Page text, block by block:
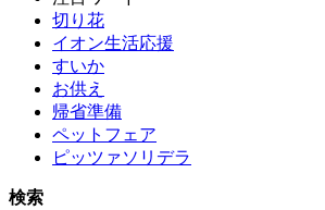
切り花
イオン生活応援
すいか
お供え
帰省準備
ペットフェア
ピッツァソリデラ
検索